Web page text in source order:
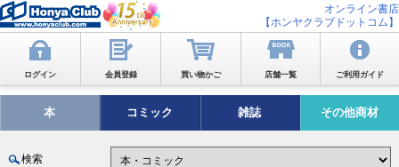
オンライン書店
【ホンヤクラブドットコム】
ログイン 会員登録 買い物かご 店舗一覧 ご利用ガイド
本 コミック 雑誌 その他商材
検索